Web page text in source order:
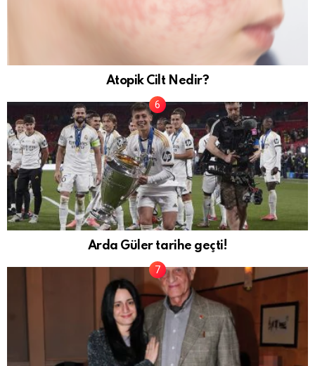
Atopik Cilt Nedir?
Arda Güler tarihe geçti!